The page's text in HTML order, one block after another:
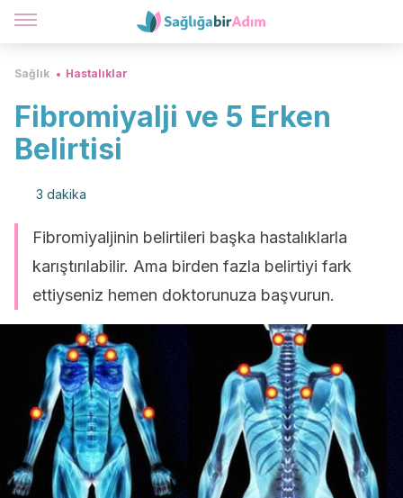
Sağlık Hastalıklar
Fibromiyalji ve 5 Erken
Belirtisi
3 dakika
Fibromiyaljinin belirtileri başka hastalıklarla
karıştırılabilir. Ama birden fazla belirtiyi fark
ettiyseniz hemen doktorunuza başvurun.